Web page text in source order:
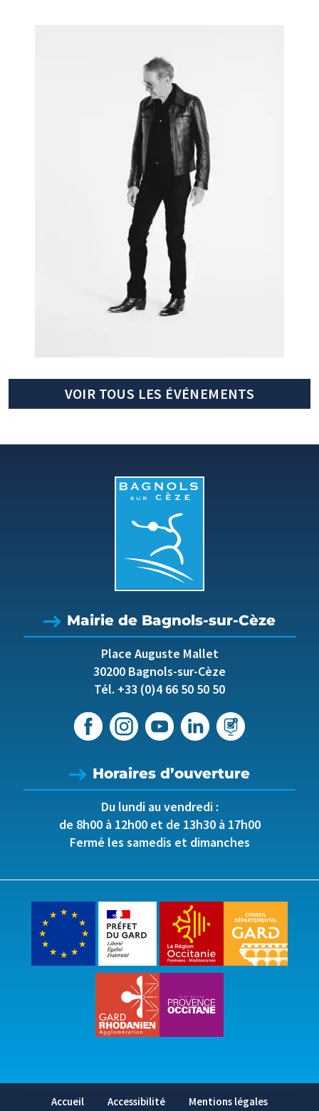
VOIR TOUS LES ÉVÉNEMENTS
Mairie de Bagnols-sur-Cèze
Place Auguste Mallet
30200 Bagnols-sur-Cèze
Tél. +33 (0)4 66 50 50 50
Horaires d’ouverture
Du lundi au vendredi :
de 8h00 à 12h00 et de 13h30 à 17h00
Fermé les samedis et dimanches
Accueil Accessibilité Mentions légales